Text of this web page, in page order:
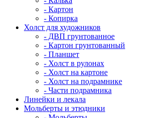
- Картон
- Копирка
Холст для художников
- ДВП грунтованное
- Картон грунтованный
- Планшет
- Холст в рулонах
- Холст на картоне
- Холст на подрамнике
- Части подрамника
Линейки и лекала
Мольберты и этюдники